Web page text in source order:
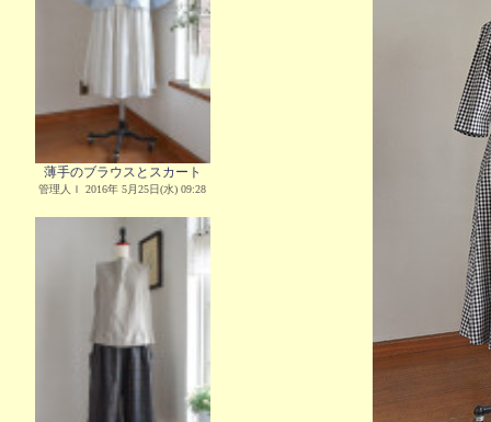
薄手のブラウスとスカート
管理人Ｉ 2016年 5月25日(水) 09:28